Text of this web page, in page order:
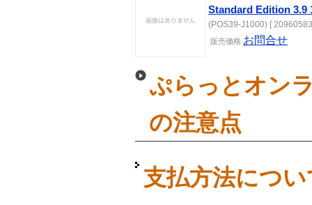
Standard Edition 3.9
(POS39-J1000) [
販売価格 お問合せ
ぷらっとオン
の注意点
支払方法につい